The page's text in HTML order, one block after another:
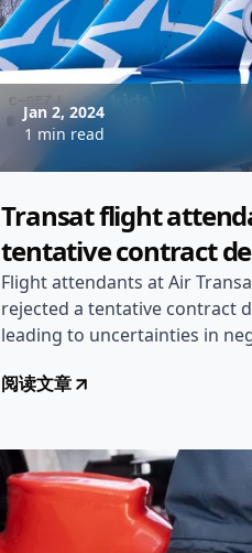
Jan 2, 2024
1 min read
Transat flight
tentative contract
Flight attendants at Air
rejected a tentative contract
leading to uncertainties in
阅读文章